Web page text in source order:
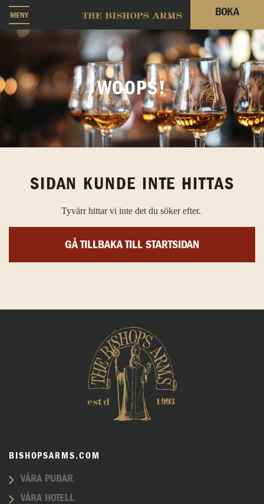
MENY BOKA
WOOPS!
SIDAN KUNDE INTE HITTAS
Tyvärr hittar vi inte det du söker efter.
GÅ TILLBAKA TILL STARTSIDAN
BISHOPSARMS.COM
VÅRA PUBAR
VÅRA HOTELL